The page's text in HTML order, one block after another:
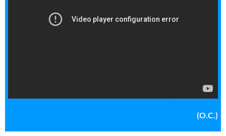
(O.C.)